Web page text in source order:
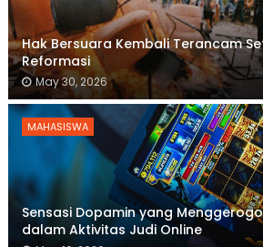
Hak Bersuara Kembali Terancam
Reformasi
May 30, 2026
MAHASISWA
Sensasi Dopamin yang
dalam Aktivitas Judi Online